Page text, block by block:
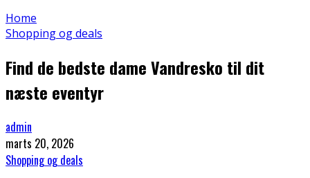
Home
Shopping og deals
Find de bedste dame Vandresko til dit
næste eventyr
admin
marts 20, 2026
Shopping og deals